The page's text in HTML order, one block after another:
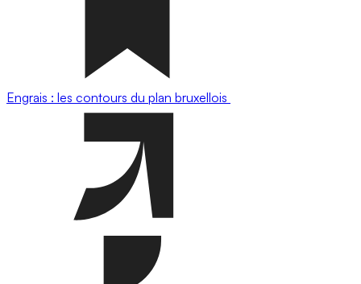
Engrais : les contours du plan bruxellois